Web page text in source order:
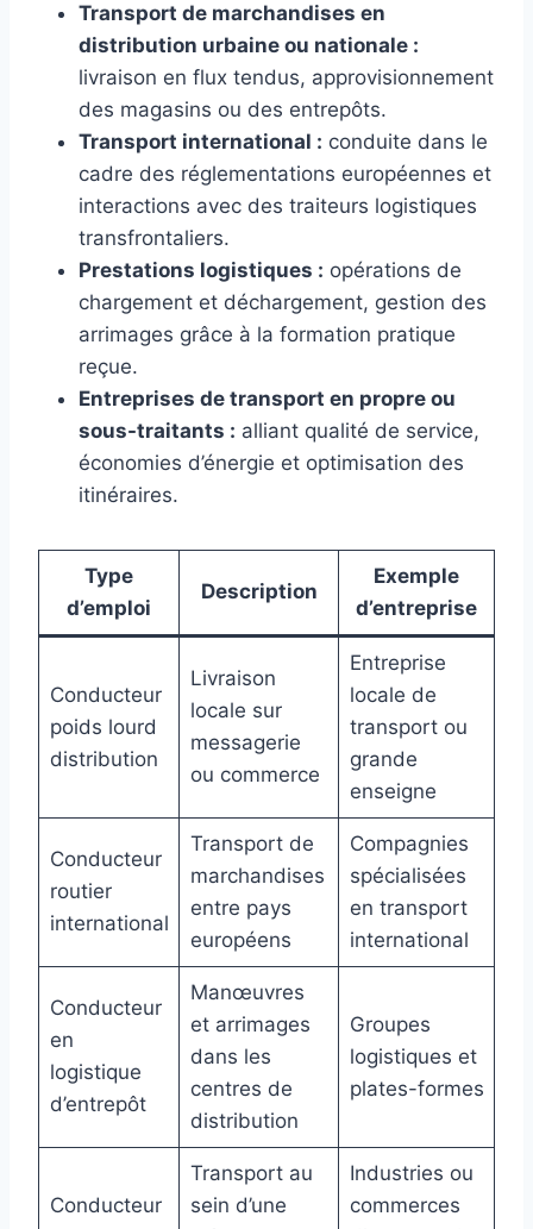
Transport de marchandises en
distribution urbaine ou nationale :
livraison en flux tendus, approvisionnement
des magasins ou des entrepôts.
Transport international : conduite dans le
cadre des réglementations européennes et
interactions avec des traiteurs logistiques
transfrontaliers.
Prestations logistiques : opérations de
chargement et déchargement, gestion des
arrimages grâce à la formation pratique
reçue.
Entreprises de transport en propre ou
sous-traitants : alliant qualité de service,
économies d’énergie et optimisation des
itinéraires.
Type
d’emploi
Description
Exemple
d’entreprise
Conducteur
poids lourd
distribution
Livraison
locale sur
messagerie
ou commerce
Entreprise
locale de
transport ou
grande
enseigne
Conducteur
routier
international
Transport de
marchandises
entre pays
européens
Compagnies
spécialisées
en transport
international
Conducteur
en
logistique
d’entrepôt
Manœuvres
et arrimages
dans les
centres de
distribution
Groupes
logistiques et
plates-formes
Conducteur
Transport au
sein d’une
Industries ou
commerces